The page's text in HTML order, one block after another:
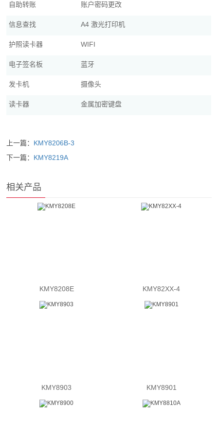
自助转账 账户密码更改
信息查找 A4 激光打印机
护照读卡器 WIFI
电子签名板 蓝牙
发卡机 摄像头
读卡器 金属加密键盘
上一篇： KMY8206B-3
下一篇： KMY8219A
相关产品
KMY8208E KMY82XX-4
KMY8903 KMY8901